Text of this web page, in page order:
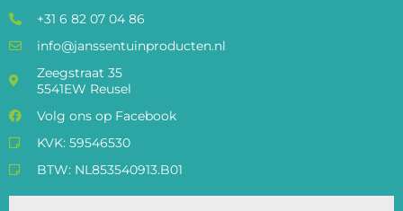
+31 6 82 07 04 86
info@janssentuinproducten.nl
Zeegstraat 35
5541EW Reusel
Volg ons op Facebook
KVK: 59546530
BTW: NL853540913.B01